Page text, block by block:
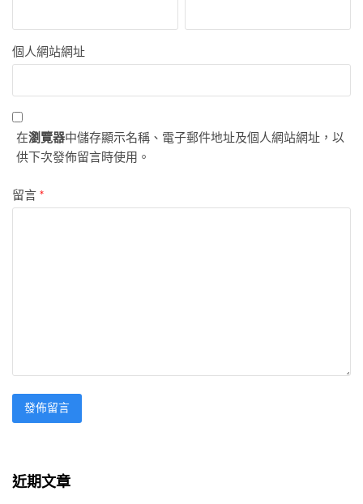
個人網站網址
在瀏覽器中儲存顯示名稱、電子郵件地址及個人網站網址，以
供下次發佈留言時使用。
留言 *
近期文章